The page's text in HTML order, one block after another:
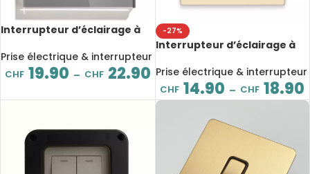
Interrupteur d’éclairage à
trempé, 10A, Gris
Prise électrique & interrupteur
CHF 19.90 – CHF 22.90
-27%
Interrupteur d’éclairage à
trempé, 10A, Or
Prise électrique & interrupteur
CHF 14.90 – CHF 18.90